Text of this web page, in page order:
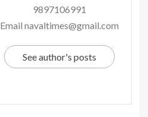
9897106991
Email navaltimes@gmail.com
See author's posts